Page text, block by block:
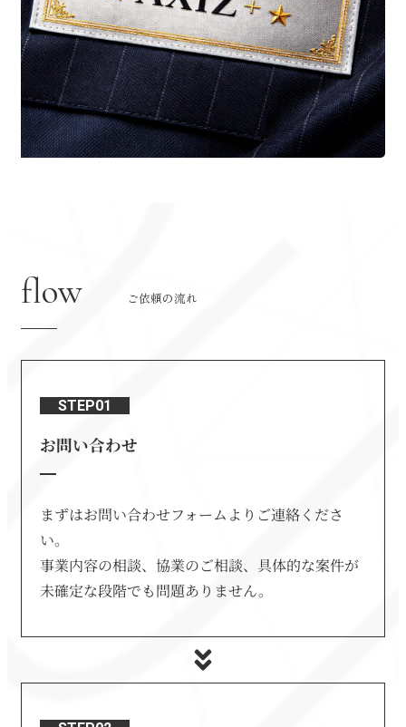
flow ご依頼の流れ
STEP01
お問い合わせ
まずはお問い合わせフォームよりご連絡くださ
い。
事業内容の相談、協業のご相談、具体的な案件が
未確定な段階でも問題ありません。